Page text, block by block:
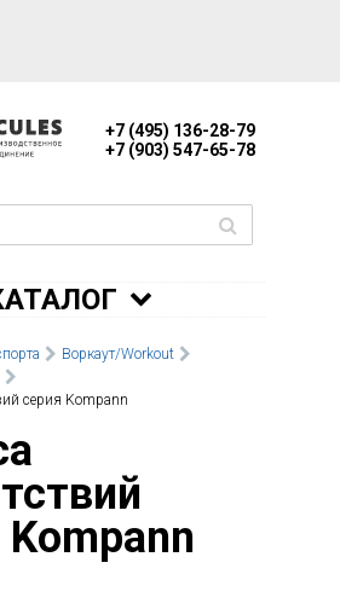
+7 (495) 136-28-79
+7 (903) 547-65-78
Воркаут/Workout
серия Kompann
Kompann